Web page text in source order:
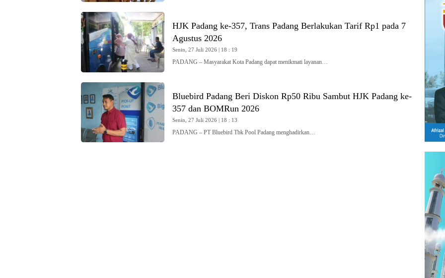
HJK Padang ke-357, Trans Padang Berlakukan Tarif Rp1 pada 7
Agustus 2026
Senin, 27 Juli 2026 | 18 : 19
PADANG – Masyarakat Kota Padang dapat menikmati layanan…
Bluebird Padang Beri Diskon Rp50 Ribu Sambut HJK Padang ke-
357 dan BOMRun 2026
Senin, 27 Juli 2026 | 18 : 13
PADANG – PT Bluebird Tbk Pool Padang menghadirkan…